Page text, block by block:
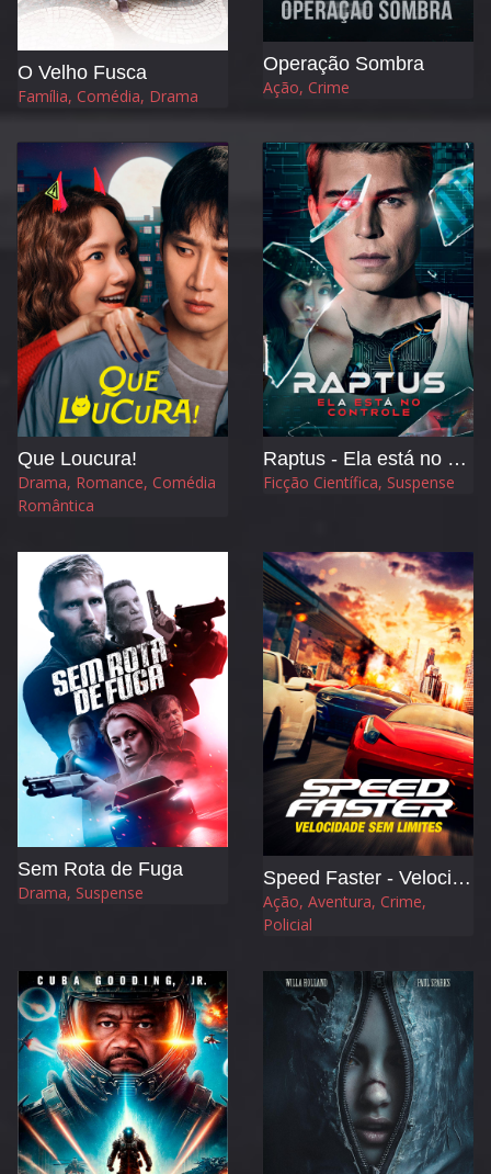
O Velho Fusca
Família, Comédia, Drama
Operação Sombra
Ação, Crime
Que Loucura!
Drama, Romance, Comédia
Romântica
Raptus - Ela está no Controle
Ficção Científica, Suspense
Sem Rota de Fuga
Drama, Suspense
Speed Faster - Velocidade sem Limites
Ação, Aventura, Crime,
Policial